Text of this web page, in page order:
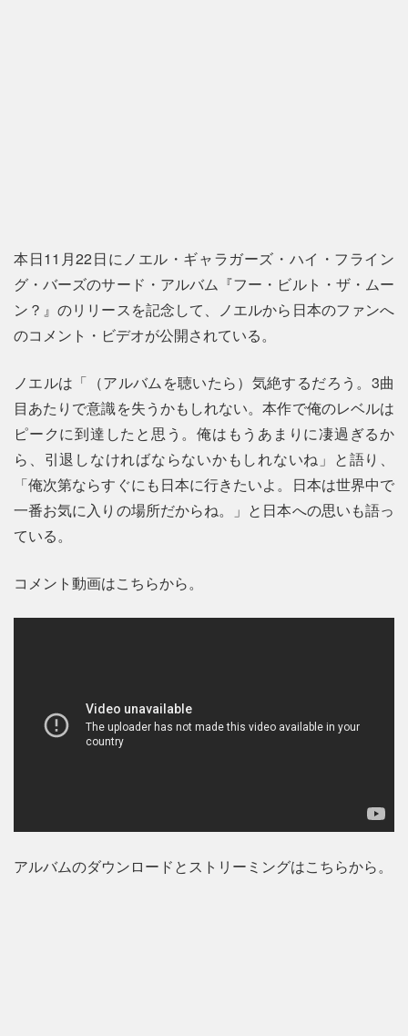
本日11月22日にノエル・ギャラガーズ・ハイ・フライン
グ・バーズのサード・アルバム『フー・ビルト・ザ・ムー
ン？』のリリースを記念して、ノエルから日本のファンへ
のコメント・ビデオが公開されている。
ノエルは「（アルバムを聴いたら）気絶するだろう。3曲
目あたりで意識を失うかもしれない。本作で俺のレベルは
ピークに到達したと思う。俺はもうあまりに凄過ぎるか
ら、引退しなければならないかもしれないね」と語り、
「俺次第ならすぐにも日本に行きたいよ。日本は世界中で
一番お気に入りの場所だからね。」と日本への思いも語っ
ている。
コメント動画はこちらから。
アルバムのダウンロードとストリーミングはこちらから。